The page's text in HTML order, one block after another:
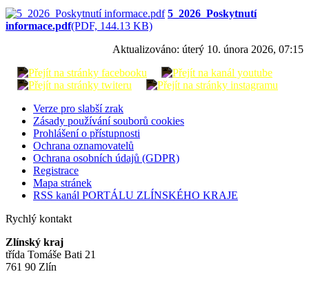
5_2026_Poskytnutí
informace.pdf(PDF, 144.13 KB)
Aktualizováno: úterý 10. února 2026, 07:15
Verze pro slabší zrak
Zásady používání souborů cookies
Prohlášení o přístupnosti
Ochrana oznamovatelů
Ochrana osobních údajů (GDPR)
Registrace
Mapa stránek
RSS kanál PORTÁLU ZLÍNSKÉHO KRAJE
Rychlý kontakt
Zlínský kraj
třída Tomáše Bati 21
761 90 Zlín